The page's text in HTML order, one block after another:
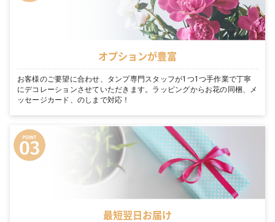
オプションが豊富
お客様のご要望に合わせ、タンプ専門スタッフが1つ1つ手作業で丁寧
にデコレーションさせていただきます。ラッピングからお花の同梱、メ
ッセージカード、のしまで対応！
最短翌日お届け